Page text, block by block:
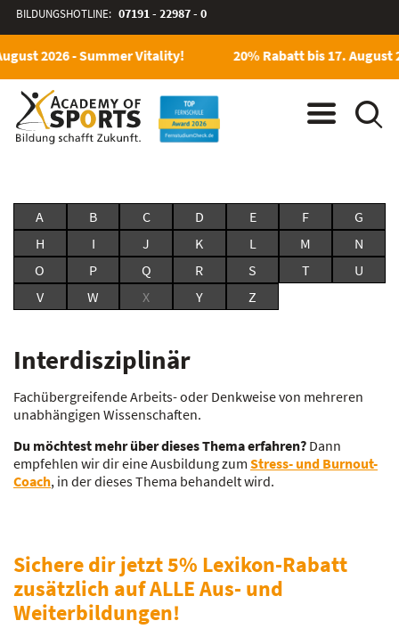
BILDUNGSHOTLINE: 07191 - 22987 - 0
2026 - Summer Vitality! 20% Rabatt bis 17.
A B C D E F
G
H
I J K L M
N
O
P Q R S T
U
V
W X Y Z
Interdisziplinär
Fachübergreifende Arbeits- oder Denkweise von mehreren
unabhängigen Wissenschaften.
Du möchtest mehr über dieses Thema erfahren? Dann
empfehlen wir dir eine Ausbildung zum Stress- und Burnout-
Coach, in der dieses Thema behandelt wird.
Sichere dir jetzt 5% Lexikon-Rabatt
zusätzlich auf ALLE Aus- und
Weiterbildungen!